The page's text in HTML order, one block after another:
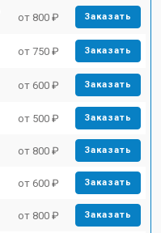
от 800 ₽ Заказать
от 750 ₽ Заказать
от 600 ₽ Заказать
от 500 ₽ Заказать
от 800 ₽ Заказать
от 600 ₽ Заказать
от 800 ₽ Заказать